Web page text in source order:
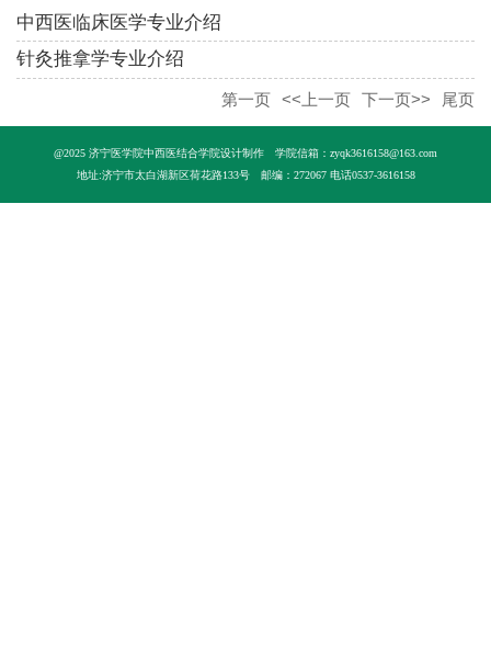
中西医临床医学专业介绍
针灸推拿学专业介绍
第一页 <<上一页 下一页>> 尾页
@2025 济宁医学院中西医结合学院设计制作
学院信箱：zyqk3616158@163.com
地址:济宁市太白湖新区荷花路133号
邮编：272067 电话0537-3616158